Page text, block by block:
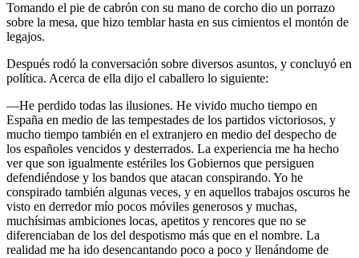
Tomando el pie de cabrón con su mano de corcho dio un porrazo
sobre la mesa, que hizo temblar hasta en sus cimientos el montón de
legajos.
Después rodó la conversación sobre diversos asuntos, y concluyó en
política. Acerca de ella dijo el caballero lo siguiente:
—He perdido todas las ilusiones. He vivido mucho tiempo en
España en medio de las tempestades de los partidos victoriosos, y
mucho tiempo también en el extranjero en medio del despecho de
los españoles vencidos y desterrados. La experiencia me ha hecho
ver que son igualmente estériles los Gobiernos que persiguen
defendiéndose y los bandos que atacan conspirando. Yo he
conspirado también algunas veces, y en aquellos trabajos oscuros he
visto en derredor mío pocos móviles generosos y muchas,
muchísimas ambiciones locas, apetitos y rencores que no se
diferenciaban de los del despotismo más que en el nombre. La
realidad me ha ido desencantando poco a poco y llenándome de